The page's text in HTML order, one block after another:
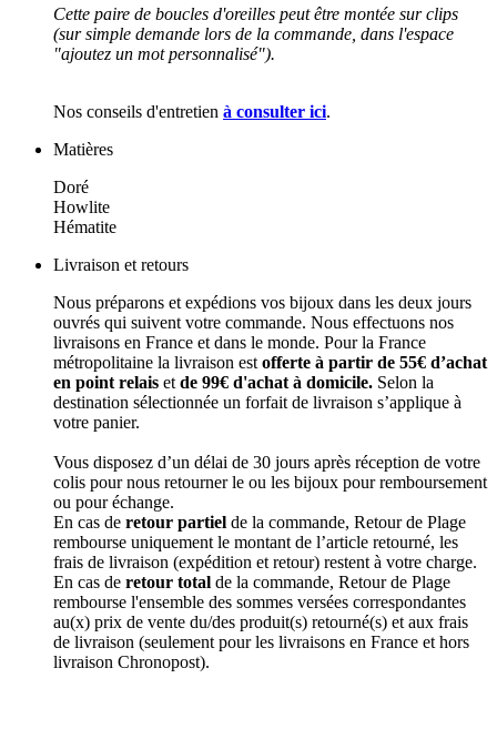
Cette paire de boucles d'oreilles peut être montée sur clips
(sur simple demande lors de la commande, dans l'espace
"ajoutez un mot personnalisé").
Nos conseils d'entretien à consulter ici.
Matières
Doré
Howlite
Hématite
Livraison et retours
Nous préparons et expédions vos bijoux dans les deux jours
ouvrés qui suivent votre commande. Nous effectuons nos
livraisons en France et dans le monde. Pour la France
métropolitaine la livraison est offerte à partir de 55€ d’achat
en point relais et de 99€ d'achat à domicile. Selon la
destination sélectionnée un forfait de livraison s’applique à
votre panier.
Vous disposez d’un délai de 30 jours après réception de votre
colis pour nous retourner le ou les bijoux pour remboursement
ou pour échange.
En cas de retour partiel de la commande, Retour de Plage
rembourse uniquement le montant de l’article retourné, les
frais de livraison (expédition et retour) restent à votre charge.
En cas de retour total de la commande, Retour de Plage
rembourse l'ensemble des sommes versées correspondantes
au(x) prix de vente du/des produit(s) retourné(s) et aux frais
de livraison (seulement pour les livraisons en France et hors
livraison Chronopost).